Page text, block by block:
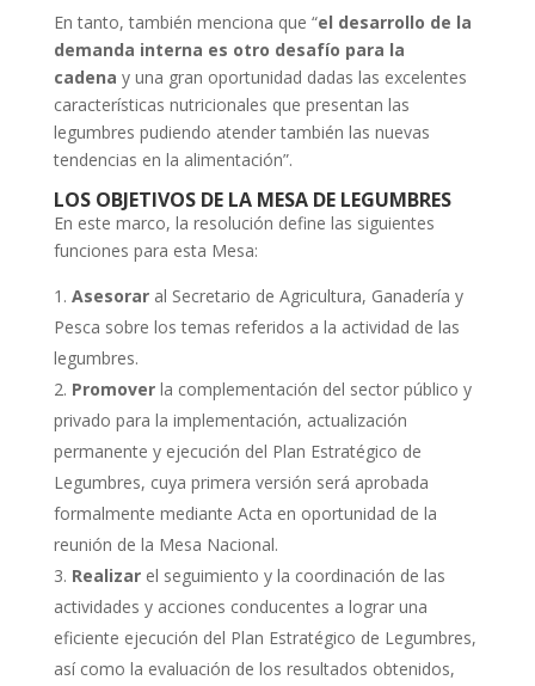
En tanto, también menciona que “el desarrollo de la
demanda interna es otro desafío para la
cadena y una gran oportunidad dadas las excelentes
características nutricionales que presentan las
legumbres pudiendo atender también las nuevas
tendencias en la alimentación”.
LOS OBJETIVOS DE LA MESA DE LEGUMBRES
En este marco, la resolución define las siguientes
funciones para esta Mesa:
Asesoraral Secretario de Agricultura, Ganadería y
Pesca sobre los temas referidos a la actividad de las
legumbres.
Promoverla complementación del sector público y
privado para la implementación, actualización
permanente y ejecución del Plan Estratégico de
Legumbres, cuya primera versión será aprobada
formalmente mediante Acta en oportunidad de la
reunión de la Mesa Nacional.
Realizarel seguimiento y la coordinación de las
actividades y acciones conducentes a lograr una
eficiente ejecución del Plan Estratégico de Legumbres,
así como la evaluación de los resultados obtenidos,